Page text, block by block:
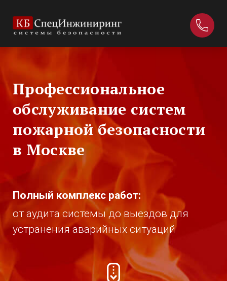
Профессиональное
обслуживание систем
пожарной безопасности
в Москве
Полный комплекс работ:
от аудита системы до выездов для
устранения аварийных ситуаций